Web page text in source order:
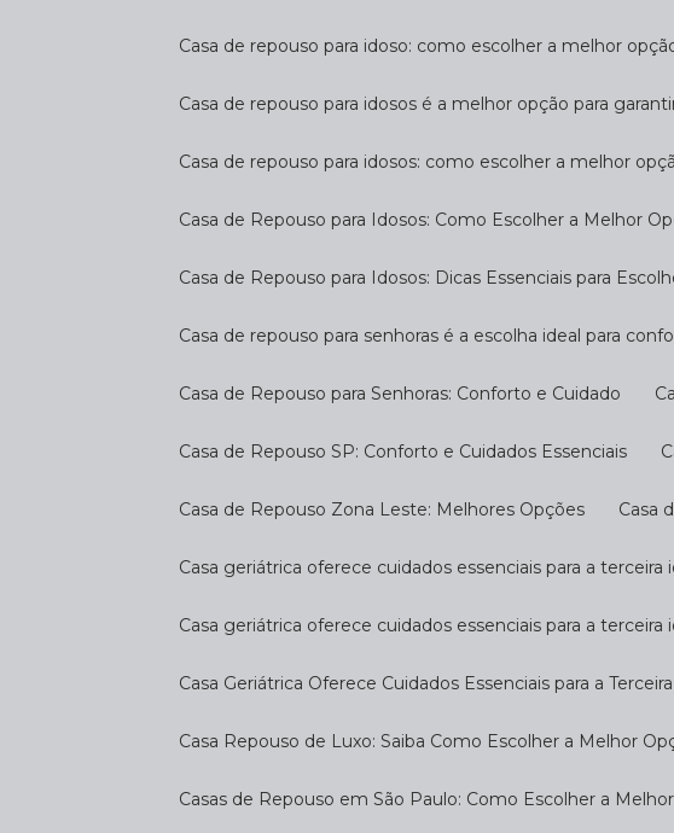
Casa de repouso para idoso: como escolher a melhor
Casa de repouso para idosos é a melhor opção para
Casa de repouso para idosos: como escolher a melhor
Casa de Repouso para Idosos: Como Escolher a Melhor
Casa de Repouso para Idosos: Dicas Essenciais para
Casa de repouso para senhoras é a escolha ideal para
Casa de Repouso para Senhoras: Conforto e Cuidado
Casa de Repouso SP: Conforto e Cuidados Essenciais
Casa de Repouso Zona Leste: Melhores Opções
Casa geriátrica oferece cuidados essenciais para a
Casa geriátrica oferece cuidados essenciais para a
Casa Geriátrica Oferece Cuidados Essenciais para a
Casa Repouso de Luxo: Saiba Como Escolher a Melhor
Casas de Repouso em São Paulo: Como Escolher a